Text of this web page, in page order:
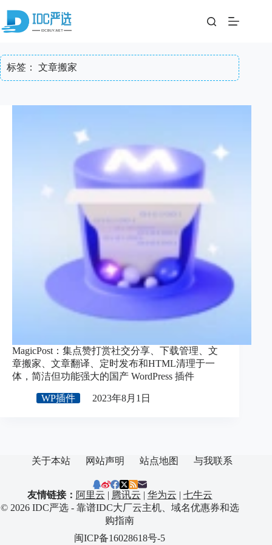
内
标签： 文章搬家
MagicPost：集点赞打赏社交分享、下载管理、文
章搬家、文章翻译、定时发布和HTML清理于一
体，简洁但功能强大的国产 WordPress 插件
WP插件 2023年8月1日
关于本站 网站声明 站点地图 与我联系
友情链接： 阿里云 | 腾讯云 | 华为云 | 七牛云
© 2026 IDC严选 - 靠谱IDC大厂云主机、域名优惠券和选
购指南
闽ICP备16028618号-5